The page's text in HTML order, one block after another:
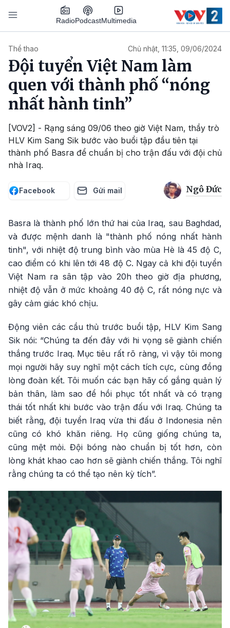
Nhảy đến nội dung
RadioPodcastMultimedia
Thể thao Chủ nhật, 11:35, 09/06/2024
Đội tuyển Việt Nam làm
quen với thành phố “nóng
nhất hành tinh”
[VOV2] - Rạng sáng 09/06 theo giờ Việt Nam, thầy trò
HLV Kim Sang Sik bước vào buổi tập đầu tiên tại
thành phố Basra để chuẩn bị cho trận đấu với đội chủ
nhà Iraq.
Facebook Gửi mail Ngô Đức
Basra là thành phố lớn thứ hai của Iraq, sau Baghdad,
và được mệnh danh là "thành phố nóng nhất hành
tinh", với nhiệt độ trung bình vào mùa Hè là 45 độ C,
cao điểm có khi lên tới 48 độ C. Ngay cả khi đội tuyển
Việt Nam ra sân tập vào 20h theo giờ địa phương,
nhiệt độ vẫn ở mức khoảng 40 độ C, rất nóng nực và
gây cảm giác khó chịu.
Động viên các cầu thủ trước buổi tập, HLV Kim Sang
Sik nói: “Chúng ta đến đây với hi vọng sẽ giành chiến
thắng trước Iraq. Mục tiêu rất rõ ràng, vì vậy tôi mong
mọi người hãy suy nghĩ một cách tích cực, cùng đồng
lòng đoàn kết. Tôi muốn các bạn hãy cố gắng quản lý
bản thân, làm sao để hồi phục tốt nhất và có trạng
thái tốt nhất khi bước vào trận đấu với Iraq. Chúng ta
biết rằng, đội tuyển Iraq vừa thi đấu ở Indonesia nên
cũng có khó khăn riêng. Họ cũng giống chúng ta,
cũng mệt mỏi. Đội bóng nào chuẩn bị tốt hơn, còn
lòng khát khao cao hơn sẽ giành chiến thắng. Tôi nghĩ
rằng chúng ta có thể tạo nên kỳ tích”.